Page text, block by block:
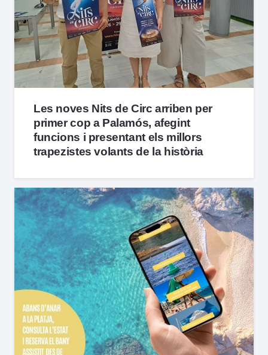
Les noves Nits de Circ arriben per
primer cop a Palamós, afegint
funcions i presentant els millors
trapezistes volants de la història